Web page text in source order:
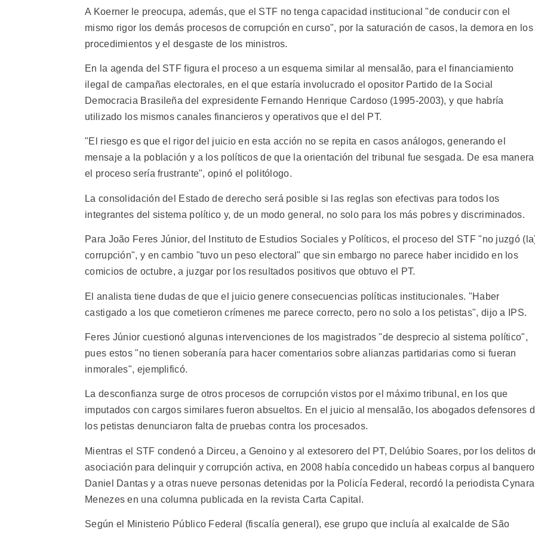
A Koerner le preocupa, además, que el STF no tenga capacidad institucional "de conducir con el
mismo rigor los demás procesos de corrupción en curso", por la saturación de casos, la demora en los
procedimientos y el desgaste de los ministros.
En la agenda del STF figura el proceso a un esquema similar al mensalão, para el financiamiento
ilegal de campañas electorales, en el que estaría involucrado el opositor Partido de la Social
Democracia Brasileña del expresidente Fernando Henrique Cardoso (1995-2003), y que habría
utilizado los mismos canales financieros y operativos que el del PT.
"El riesgo es que el rigor del juicio en esta acción no se repita en casos análogos, generando el
mensaje a la población y a los políticos de que la orientación del tribunal fue sesgada. De esa
el proceso sería frustrante", opinó el politólogo.
La consolidación del Estado de derecho será posible si las reglas son efectivas para todos los
integrantes del sistema político y, de un modo general, no solo para los más pobres y discriminados.
Para João Feres Júnior, del Instituto de Estudios Sociales y Políticos, el proceso del STF "no juzgó
corrupción", y en cambio "tuvo un peso electoral" que sin embargo no parece haber incidido en los
comicios de octubre, a juzgar por los resultados positivos que obtuvo el PT.
El analista tiene dudas de que el juicio genere consecuencias políticas institucionales. "Haber
castigado a los que cometieron crímenes me parece correcto, pero no solo a los petistas", dijo a IPS.
Feres Júnior cuestionó algunas intervenciones de los magistrados "de desprecio al sistema político",
pues estos "no tienen soberanía para hacer comentarios sobre alianzas partidarias como si fueran
inmorales", ejemplificó.
La desconfianza surge de otros procesos de corrupción vistos por el máximo tribunal, en los que
imputados con cargos similares fueron absueltos. En el juicio al mensalão, los abogados defensores
los petistas denunciaron falta de pruebas contra los procesados.
Mientras el STF condenó a Dirceu, a Genoino y al extesorero del PT, Delúbio Soares, por los delitos
asociación para delinquir y corrupción activa, en 2008 había concedido un habeas corpus al banquero
Daniel Dantas y a otras nueve personas detenidas por la Policía Federal, recordó la periodista Cynara
Menezes en una columna publicada en la revista Carta Capital.
Según el Ministerio Público Federal (fiscalía general), ese grupo que incluía al exalcalde de São